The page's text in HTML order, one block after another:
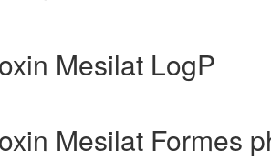
Mesilat LogP
Mesilat Formes